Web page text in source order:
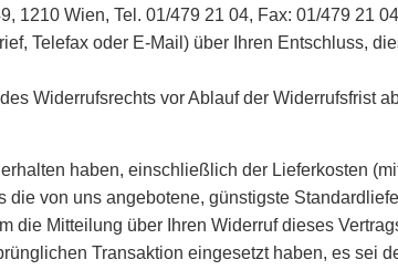
1210 Wien, Tel. 01/479 21 04, Fax: 01/479 21
Telefax oder E-Mail) über Ihren Entschluss,
Widerrufsrechts vor Ablauf der Widerrufsfrist
haben, einschließlich der Lieferkosten
von uns angebotene, günstigste
die Mitteilung über Ihren Widerruf dieses
Transaktion eingesetzt haben, es sei